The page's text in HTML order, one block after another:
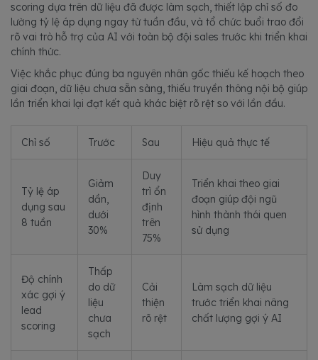
scoring dựa trên dữ liệu đã được làm sạch, thiết lập chỉ số đo
lường tỷ lệ áp dụng ngay từ tuần đầu, và tổ chức buổi trao đổi
rõ vai trò hỗ trợ của AI với toàn bộ đội sales trước khi triển khai
chính thức.
Việc khắc phục đúng ba nguyên nhân gốc thiếu kế hoạch theo
giai đoạn, dữ liệu chưa sẵn sàng, thiếu truyền thông nội bộ giúp
lần triển khai lại đạt kết quả khác biệt rõ rệt so với lần đầu.
Chỉ số Trước Sau Hiệu quả thực tế
Tỷ lệ áp
dụng sau
8 tuần
Giảm
dần,
dưới
30%
Duy
trì ổn
định
trên
75%
Triển khai theo giai
đoạn giúp đội ngũ
hình thành thói quen
sử dụng
Độ chính
xác gợi ý
lead
scoring
Thấp
do dữ
liệu
chưa
sạch
Cải
thiện
rõ rệt
Làm sạch dữ liệu
trước triển khai nâng
chất lượng gợi ý AI